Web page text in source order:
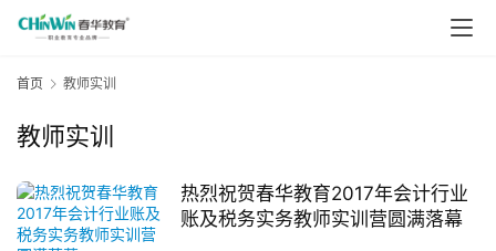
首页 教师实训
教师实训
热烈祝贺春华教育2017年会计行业
账及税务实务教师实训营圆满落幕